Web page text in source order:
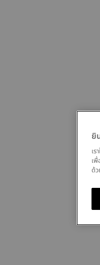
ยิ
เ
เ
ด้